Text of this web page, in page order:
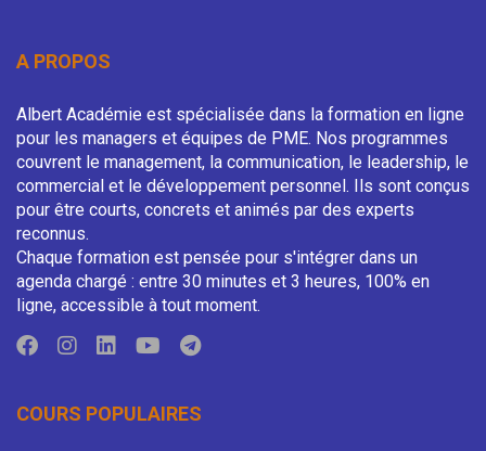
A PROPOS
Albert Académie est spécialisée dans la formation en ligne
pour les managers et équipes de PME. Nos programmes
couvrent le management, la communication, le leadership, le
commercial et le développement personnel. Ils sont conçus
pour être courts, concrets et animés par des experts
reconnus.
Chaque formation est pensée pour s'intégrer dans un
agenda chargé : entre 30 minutes et 3 heures, 100% en
ligne, accessible à tout moment.
COURS POPULAIRES